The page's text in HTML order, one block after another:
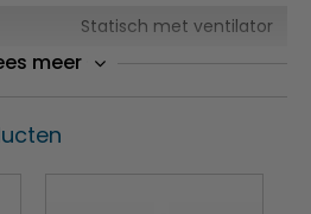
Statisch met ventilator
Ja
meer